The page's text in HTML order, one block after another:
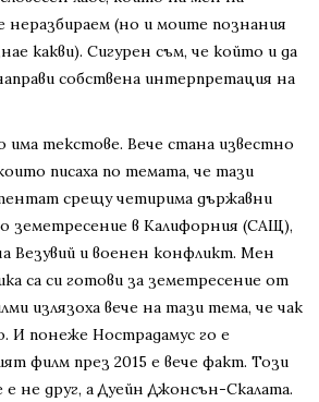
неразбираем (но и моите познания
какви). Сигурен съм, че който и да
собствена интерпретация на
има текстове. Вече стана известно
писаха по темата, че тази
срещу четирима държавни
земетресение в Калифорния (САЩ),
Везувий и военен конфликт. Мен
са си готови за земетресение от
излязоха вече на тази тема, че чак
И понеже Нострадамус го е
филм през 2015 е вече факт. Този
не друг, а Дуейн Джонсън-Скалата.